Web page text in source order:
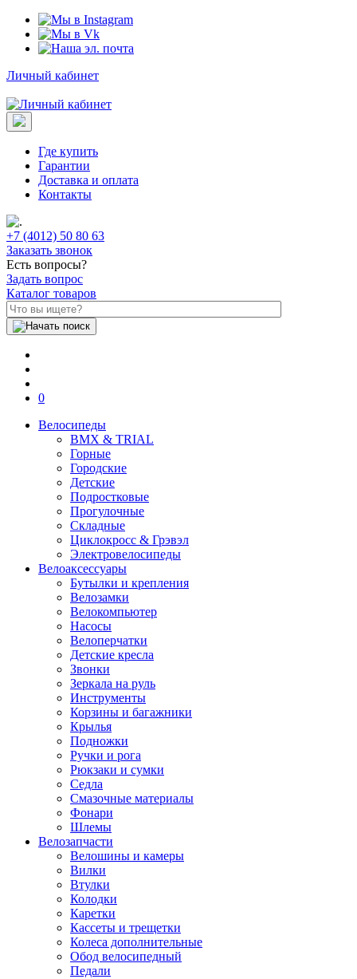
Личный кабинет
Где купить
Гарантии
Доставка и оплата
Контакты
+7 (4012) 50 80 63
Заказать звонок
Есть вопросы?
Задать вопрос
Каталог товаров
0
Велосипеды
BMX & TRIAL
Горные
Городские
Детские
Подростковые
Прогулочные
Складные
Циклокросс & Грэвэл
Электровелосипеды
Велоаксессуары
Бутылки и крепления
Велозамки
Велокомпьютер
Насосы
Велоперчатки
Детские кресла
Звонки
Зеркала на руль
Инструменты
Корзины и багажники
Крылья
Подножки
Ручки и рога
Рюкзаки и сумки
Седла
Смазочные материалы
Фонари
Шлемы
Велозапчасти
Велошины и камеры
Вилки
Втулки
Колодки
Каретки
Кассеты и трещетки
Колеса дополнительные
Обод велосипедный
Педали